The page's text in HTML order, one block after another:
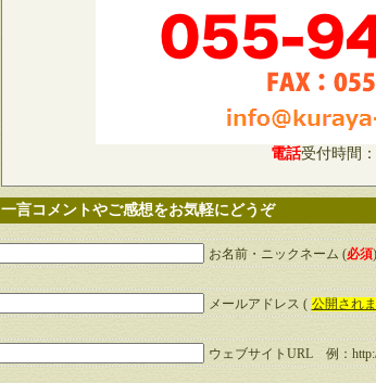
電話受付時間
一言コメントやご感想をお気軽にどうぞ
お名前・ニックネーム (必須
メールアドレス ( 公開され
ウェブサイトURL 例：